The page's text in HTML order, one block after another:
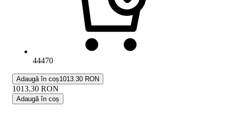
44470
Adaugă în coș1013.30 RON
1013.30 RON
Adaugă în coș